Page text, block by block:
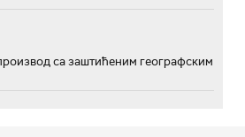
са заштићеним географским